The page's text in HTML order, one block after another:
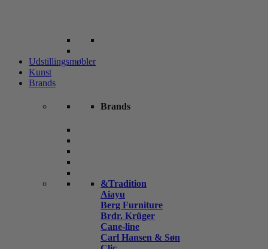
Udstillingsmøbler
Kunst
Brands
Brands
&Tradition
Aiayu
Berg Furniture
Brdr. Krüger
Cane-line
Carl Hansen & Søn